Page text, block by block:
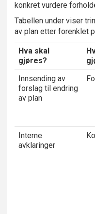
konkret vurdere
Tabellen under viser
av plan etter forenklet
Hva skal
gjøres?
Innsending av
forslag til endring
av plan
Interne
avklaringer